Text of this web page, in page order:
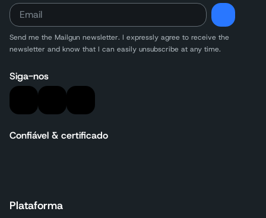
Send me the Mailgun newsletter. I expressly agree to receive the
newsletter and know that I can easily unsubscribe at any time.
Siga-nos
Confiável & certificado
Plataforma